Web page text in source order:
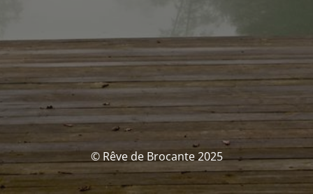
© Rêve de Brocante 2025